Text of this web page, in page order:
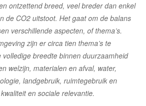
ontzettend breed, veel breder dan enkel
de CO2 uitstoot. Het gaat om de balans
verschillende aspecten, of thema’s.
zijn er circa tien thema’s te
breedte binnen duurzaamheid
welzijn, materialen en afval, water,
landgebruik, ruimtegebruik en
en sociale relevantie.